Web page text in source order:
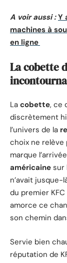
A voir aussi : Y
machines à
en ligne
La cobette
La cobette, ce
discrètement
l’univers de la
choix ne relève
marque
américaine sur
n’avait jusque-
du premier KFC
amorce ce
son chemin
Servie bien
réputation de